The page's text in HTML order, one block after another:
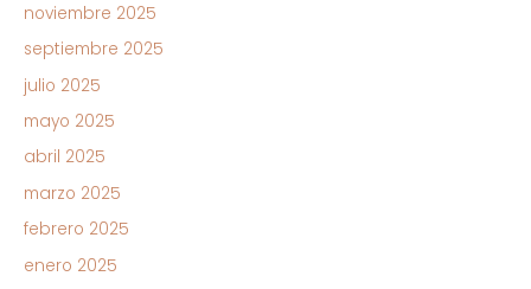
noviembre 2025
septiembre 2025
julio 2025
mayo 2025
abril 2025
marzo 2025
febrero 2025
enero 2025